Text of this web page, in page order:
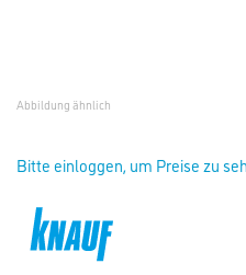
Abbildung ähnlich
Bitte einloggen, um Preise zu